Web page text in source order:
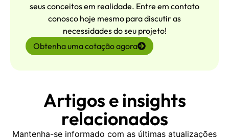
seus conceitos em realidade. Entre em contato
conosco hoje mesmo para discutir as
necessidades do seu projeto!
Obtenha uma cotação agora
Artigos e insights
relacionados
Mantenha-se informado com as últimas atualizações